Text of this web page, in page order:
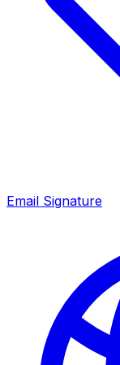
Email Signature